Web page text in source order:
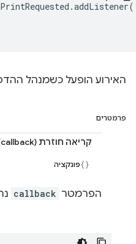
.addListener(
האירוע הופעל כשמנהל
פרמטרים
קריאה חוזרת (callback)
פונקציה
הפרמטר callback